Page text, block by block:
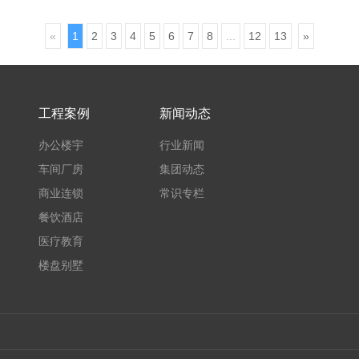
« 1 2 3 4 5 6 7 8 12 13 »
工程案例
办公楼宇
车间厂房
商业连锁
餐饮酒店
医疗教育
楼盘别墅
新闻动态
行业新闻
集团动态
常识专栏